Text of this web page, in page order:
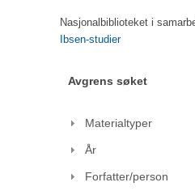
Nasjonalbiblioteket i
Ibsen-studier
Avgrens søket
Materialtyper
År
Forfatter/person